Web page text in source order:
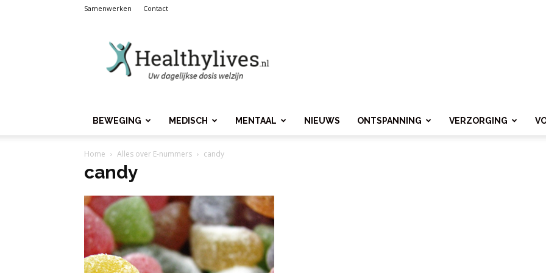
Samenwerken Contact
BEWEGING MEDISCH MENTAAL NIEUWS ONTSPANNING VERZORGING
Home Alles over E-nummers candy
candy